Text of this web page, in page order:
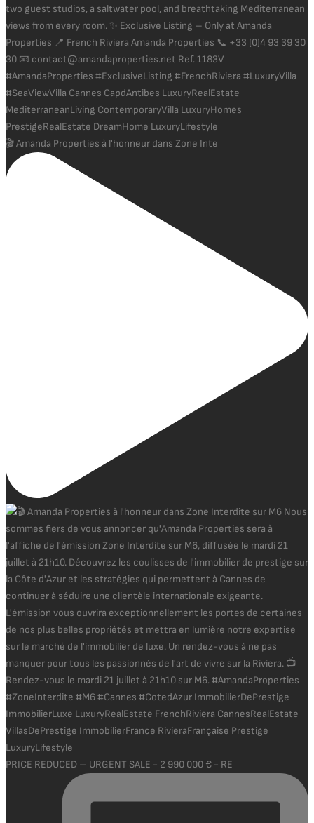
🎬 Amanda Properties à l'honneur dans Zone Inte
PRICE REDUCED – URGENT SALE - 2 990 000 € - RE